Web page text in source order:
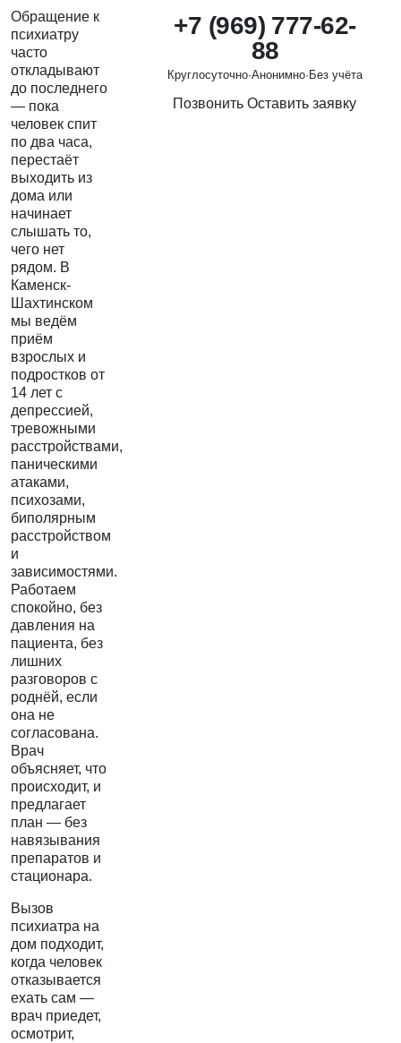
Обращение к
психиатру
часто
откладывают
до последнего
— пока
человек спит
по два часа,
перестаёт
выходить из
дома или
начинает
слышать то,
чего нет
рядом. В
Каменск-
Шахтинском
мы ведём
приём
взрослых и
подростков от
14 лет с
депрессией,
тревожными
расстройствами,
паническими
атаками,
психозами,
биполярным
расстройством
и
зависимостями.
Работаем
спокойно, без
давления на
пациента, без
лишних
разговоров с
роднёй, если
она не
согласована.
Врач
объясняет, что
происходит, и
предлагает
план — без
навязывания
препаратов и
стационара.
Вызов
психиатра на
дом подходит,
когда человек
отказывается
ехать сам —
врач приедет,
осмотрит,
+7 (969) 777-62-
88
Круглосуточно·Анонимно· Без учёта
Позвонить Оставить заявку